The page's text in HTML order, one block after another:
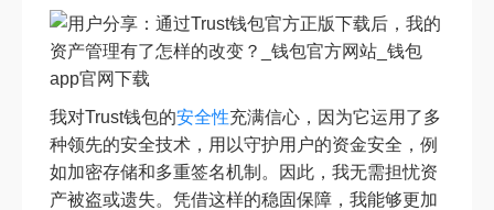
我对Trust钱包的安全性充满信心，因为它运用了多
种领先的安全技术，用以守护用户的资金安全，例
如加密存储和多重签名机制。因此，我无需担忧资
产被盗或遗失。凭借这样的稳固保障，我能够更加